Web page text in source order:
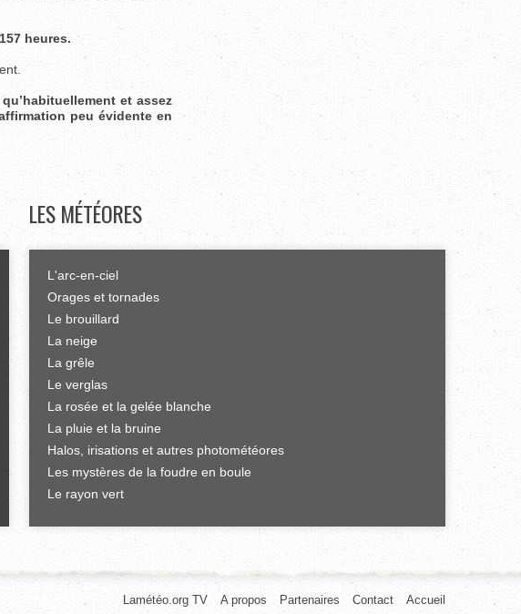
157 heures.
et assez
peu évidente en
LES MÉTÉORES
L'arc-en-ciel
Orages et tornades
Le brouillard
La neige
La grêle
Le verglas
La rosée et la gelée blanche
La pluie et la bruine
Halos, irisations et autres photométéores
Les mystères de la foudre en boule
Le rayon vert
Accueil
Contact
Partenaires
A propos
Lamétéo.org TV